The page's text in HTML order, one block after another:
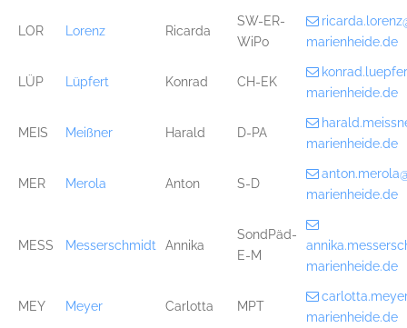
LOR Lorenz Ricarda
SW-ER-
WiPo
marienheide.de
LÜP Lüpfert Konrad CH-EK
marienheide.de
MEIS Meißner Harald D-PA
marienheide.de
MER Merola Anton S-D
marienheide.de
MESS Messerschmidt Annika
SondPäd-
E-M
marienheide.de
MEY Meyer Carlotta MPT
marienheide.de